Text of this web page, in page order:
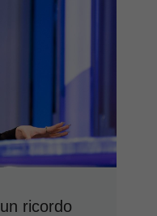
ricordo